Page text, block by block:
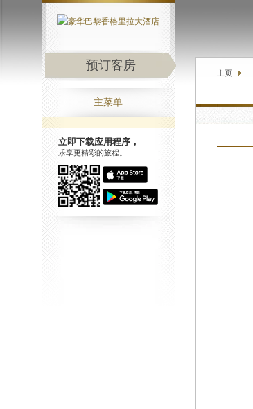
预订客房
主菜单
立即下载应用程序，
乐享更精彩的旅程。
主页